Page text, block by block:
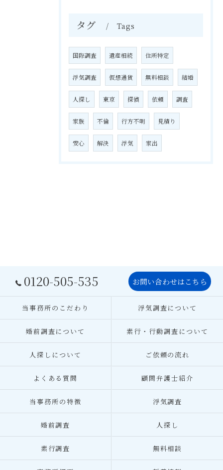
タグ Tags
国際調査 遺産相続 住所特定
浮気調査 仮想通貨 無料相談 結婚
人探し 東京 探偵 依頼 調査
家族 不倫 行方不明 見積り
安心 解決 浮気 家出
0120-505-535 お問い合わせはこちら
当事務所のこだわり 浮気調査について
婚前調査について 素行・行動調査について
人探しについて ご依頼の流れ
よくある質問 顧問弁護士紹介
当事務所の特徴 浮気調査
婚前調査 人探し
素行調査 無料相談